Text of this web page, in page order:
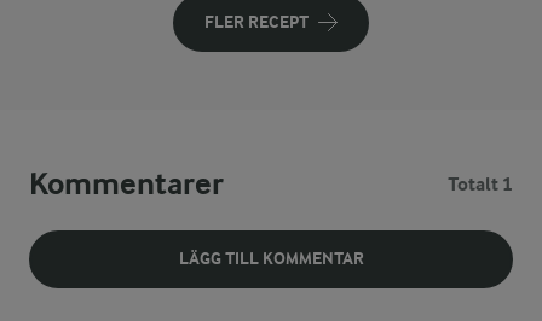
FLER RECEPT
Kommentarer Totalt 1
LÄGG TILL KOMMENTAR